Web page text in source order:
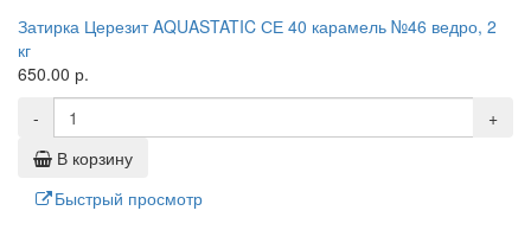
Затирка Церезит AQUASTATIC СЕ 40 карамель №46 ведро, 2
кг
650.00 р.
-
+
В корзину
Быстрый просмотр